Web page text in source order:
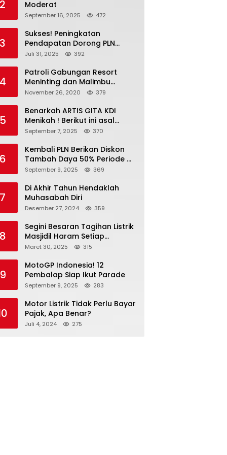
2
Moderat
September 16, 2025 472
3
Sukses! Peningkatan
Pendapatan Dorong PLN
Masuk Fortune Global 500
Juli 31, 2025 392
4
Patroli Gabungan Resort
Meninting dan Malimbu
Bersama TNI – POLRI
November 26, 2020 379
5
Benarkah ARTIS GITA KDI
Menikah ! Berikut ini asal
calon suaminya dan intip
September 7, 2025 370
6
Kembali PLN Berikan Diskon
Tambah Daya 50% Periode 4-
17 September, Cek
September 9, 2025 369
7
Di Akhir Tahun Hendaklah
Muhasabah Diri
Desember 27, 2024 359
8
Segini Besaran Tagihan Listrik
Masjidil Haram Setiap
Bulannya
Maret 30, 2025 315
9
MotoGP Indonesia! 12
Pembalap Siap Ikut Parade
September 9, 2025 283
Motor Listrik Tidak Perlu Bayar
Pajak, Apa Benar?
Juli 4, 2024 275